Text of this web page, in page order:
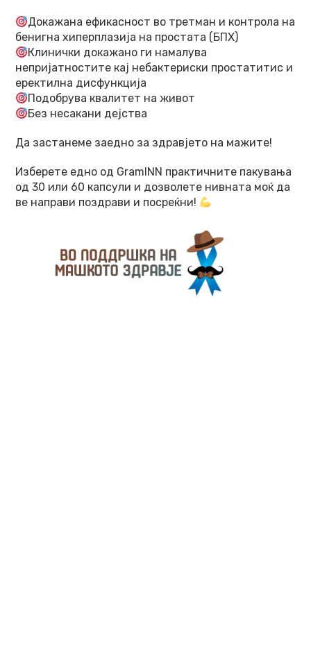
Докажана ефикасност во третман и контрола на
бенигна хиперплазија на простата (БПХ)
Клинички докажано ги намалува
непријатностите кај небактериски простатитис и
еректилна дисфункција
Подобрува квалитет на живот
Без несакани дејства
Да застанеме заедно за здравјето на мажите!
Изберете едно од GramINN практичните пакувања
од 30 или 60 капсули и дозволете нивната моќ да
ве направи поздрави и посреќни!